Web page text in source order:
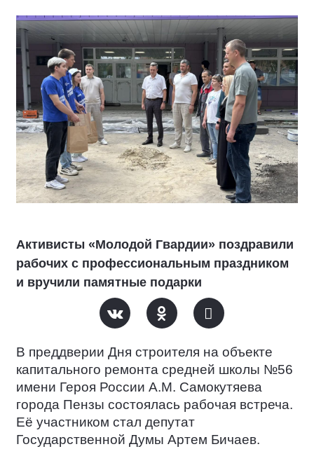
Активисты «Молодой Гвардии» поздравили
рабочих с профессиональным праздником
и вручили памятные подарки
В преддверии Дня строителя на объекте
капитального ремонта средней школы №56
имени Героя России А.М. Самокутяева
города Пензы состоялась рабочая встреча.
Её участником стал депутат
Государственной Думы Артем Бичаев.